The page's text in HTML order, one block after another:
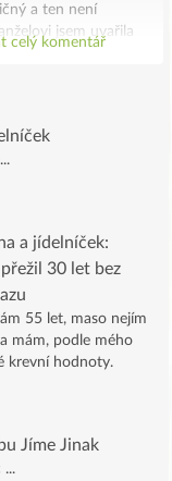
a ten není
jsem uvařila
.Bylo to chutné a
a tak se stalo.
tofu říkal že vypadá
jsem marinované a
trochu Tamaris.
celý komentář
a jídelníček:
30 let bez
55 let, maso nejím
mám, podle mého
krevní hodnoty.
Jíme Jinak
...